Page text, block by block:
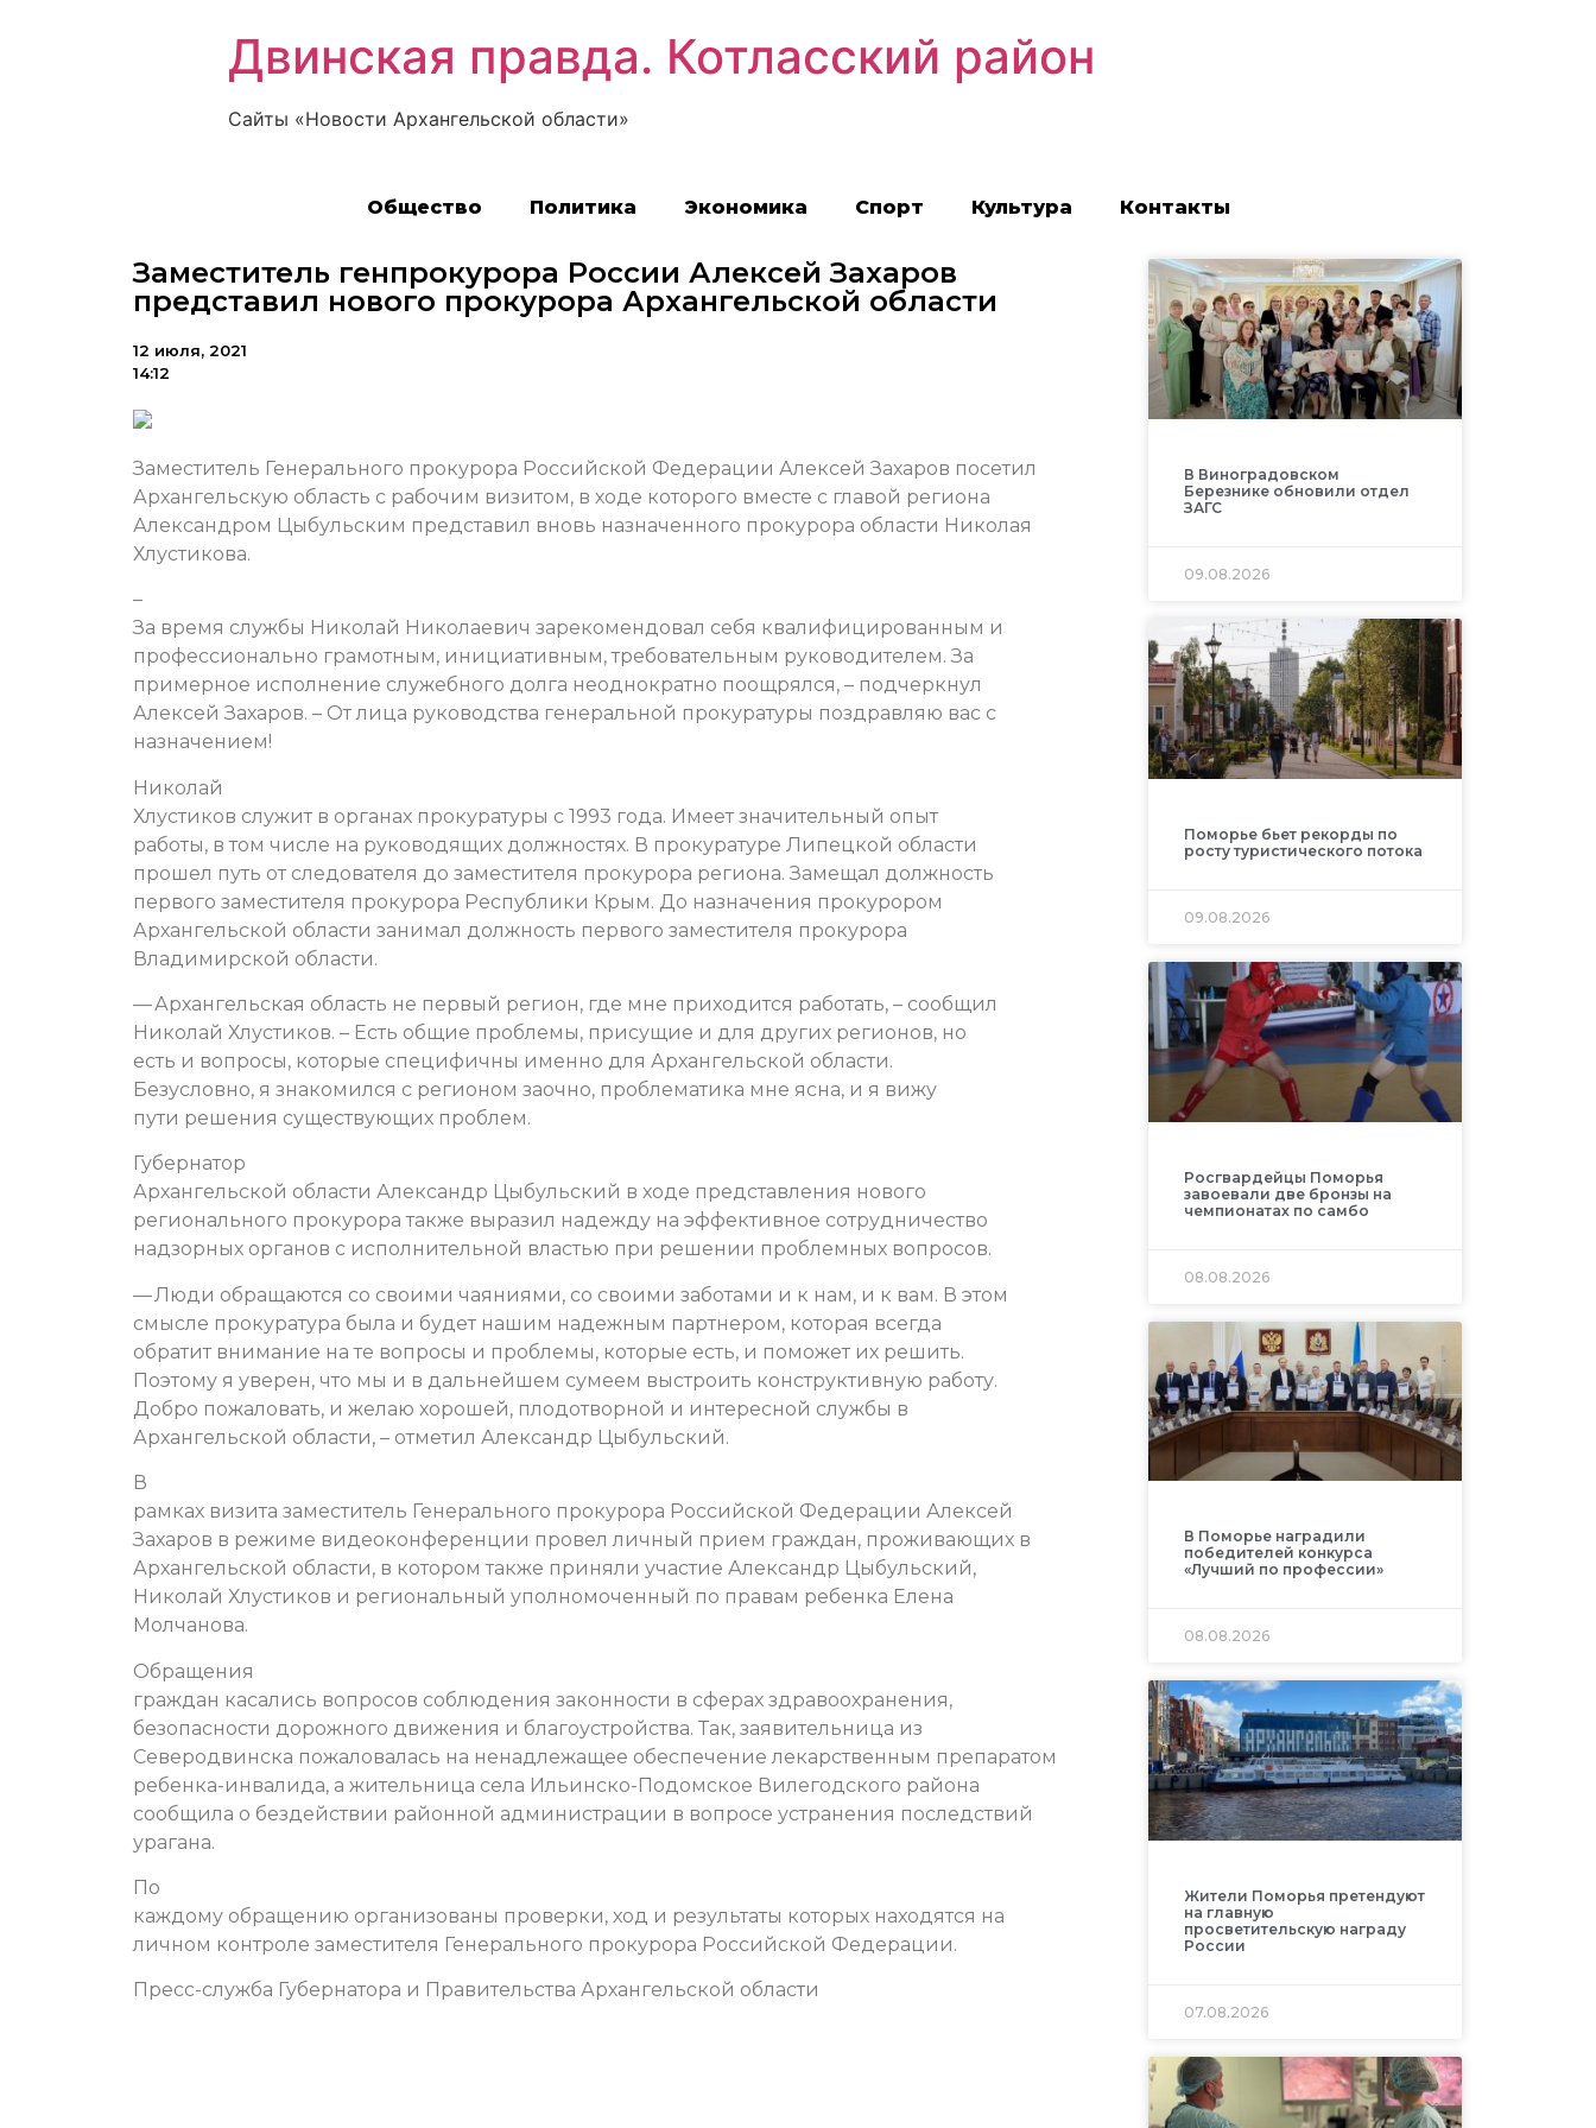
Двинская правда. Котласский район
Сайты «Новости Архангельской области»
Общество Политика Экономика Спорт Культура Контакты
Заместитель генпрокурора России Алексей Захаров
представил нового прокурора Архангельской области
12 июля, 2021
14:12
Заместитель Генерального прокурора Российской Федерации Алексей Захаров посетил
Архангельскую область с рабочим визитом, в ходе которого вместе с главой региона
Александром Цыбульским представил вновь назначенного прокурора области Николая
Хлустикова.
–
За время службы Николай Николаевич зарекомендовал себя квалифицированным и
профессионально грамотным, инициативным, требовательным руководителем. За
примерное исполнение служебного долга неоднократно поощрялся, – подчеркнул
Алексей Захаров. – От лица руководства генеральной прокуратуры поздравляю вас с
назначением!
Николай
Хлустиков служит в органах прокуратуры с 1993 года. Имеет значительный опыт
работы, в том числе на руководящих должностях. В прокуратуре Липецкой области
прошел путь от следователя до заместителя прокурора региона. Замещал должность
первого заместителя прокурора Республики Крым. До назначения прокурором
Архангельской области занимал должность первого заместителя прокурора
Владимирской области.
— Архангельская область не первый регион, где мне приходится работать, – сообщил
Николай Хлустиков. – Есть общие проблемы, присущие и для других регионов, но
есть и вопросы, которые специфичны именно для Архангельской области.
Безусловно, я знакомился с регионом заочно, проблематика мне ясна, и я вижу
пути решения существующих проблем.
Губернатор
Архангельской области Александр Цыбульский в ходе представления нового
регионального прокурора также выразил надежду на эффективное сотрудничество
надзорных органов с исполнительной властью при решении проблемных вопросов.
— Люди обращаются со своими чаяниями, со своими заботами и к нам, и к вам. В этом
смысле прокуратура была и будет нашим надежным партнером, которая всегда
обратит внимание на те вопросы и проблемы, которые есть, и поможет их решить.
Поэтому я уверен, что мы и в дальнейшем сумеем выстроить конструктивную работу.
Добро пожаловать, и желаю хорошей, плодотворной и интересной службы в
Архангельской области, – отметил Александр Цыбульский.
В
рамках визита заместитель Генерального прокурора Российской Федерации Алексей
Захаров в режиме видеоконференции провел личный прием граждан, проживающих в
Архангельской области, в котором также приняли участие Александр Цыбульский,
Николай Хлустиков и региональный уполномоченный по правам ребенка Елена
Молчанова.
Обращения
граждан касались вопросов соблюдения законности в сферах здравоохранения,
безопасности дорожного движения и благоустройства. Так, заявительница из
Северодвинска пожаловалась на ненадлежащее обеспечение лекарственным препаратом
ребенка-инвалида, а жительница села Ильинско-Подомское Вилегодского района
сообщила о бездействии районной администрации в вопросе устранения последствий
урагана.
По
каждому обращению организованы проверки, ход и результаты которых находятся на
личном контроле заместителя Генерального прокурора Российской Федерации.
Пресс-служба Губернатора и Правительства Архангельской области
В Виноградовском
Березнике обновили отдел
ЗАГС
09.08.2026
Поморье бьет рекорды по
росту туристического потока
09.08.2026
Росгвардейцы Поморья
завоевали две бронзы на
чемпионатах по самбо
08.08.2026
В Поморье наградили
победителей конкурса
«Лучший по профессии»
08.08.2026
Жители Поморья претендуют
на главную
просветительскую награду
России
07.08.2026